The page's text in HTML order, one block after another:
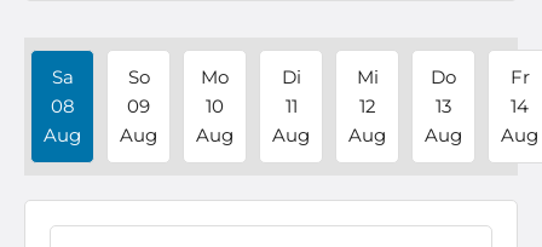
Sa
08
Aug
So
09
Aug
Mo
10
Aug
Di
11
Aug
Mi
12
Aug
Do
13
Aug
Fr
14
Aug